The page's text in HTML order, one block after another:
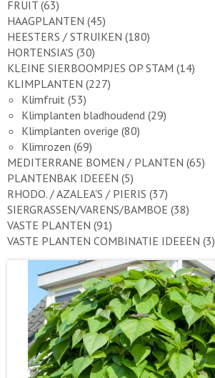
FRUIT (63)
HAAGPLANTEN (45)
HEESTERS / STRUIKEN (180)
HORTENSIA'S (30)
KLEINE SIERBOOMPJES OP STAM (14)
KLIMPLANTEN (227)
Klimfruit (53)
Klimplanten bladhoudend (29)
Klimplanten overige (80)
Klimrozen (69)
MEDITERRANE BOMEN / PLANTEN (65)
PLANTENBAK IDEEËN (5)
RHODO. / AZALEA'S / PIERIS (37)
SIERGRASSEN/VARENS/BAMBOE (38)
VASTE PLANTEN (91)
VASTE PLANTEN COMBINATIE IDEEËN (3)